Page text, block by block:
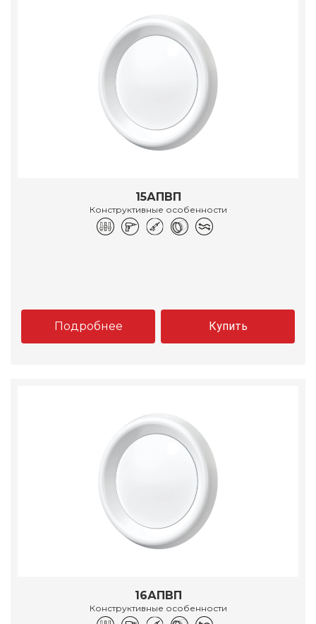
15АПВП
Конструктивные особенности
Подробнее Купить
16АПВП
Конструктивные особенности